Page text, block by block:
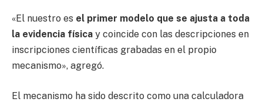
«El nuestro es el primer modelo que se ajusta a toda
la evidencia física y coincide con las descripciones en
inscripciones científicas grabadas en el propio
mecanismo», agregó.
El mecanismo ha sido descrito como una calculadora